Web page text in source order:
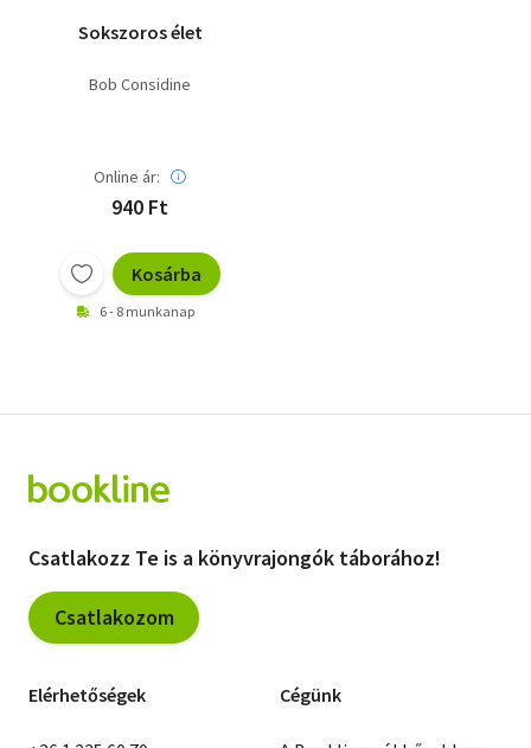
Sokszoros élet
Bob Considine
Online ár:
940 Ft
Kosárba
6 - 8 munkanap
Csatlakozz Te is a könyvrajongók táborához!
Csatlakozom
Elérhetőségek Cégünk